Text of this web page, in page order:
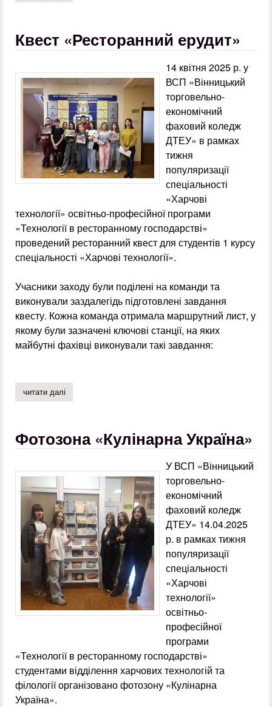
Квест «Ресторанний ерудит»
14 квітня 2025 р. у
ВСП «Вінницький
торговельно-
економічний
фаховий коледж
ДТЕУ» в рамках
тижня
популяризації
спеціальності
«Харчові
технології» освітньо-професійної програми
«Технології в ресторанному господарстві»
проведений ресторанний квест для студентів 1 курсу
спеціальності «Харчові технології».
Учасники заходу були поділені на команди та
виконували заздалегідь підготовлені завдання
квесту. Кожна команда отримала маршрутний лист, у
якому були зазначені ключові станції, на яких
майбутні фахівці виконували такі завдання:
читати далі
Фотозона «Кулінарна Україна»
У ВСП «Вінницький
торговельно-
економічний
фаховий коледж
ДТЕУ» 14.04.2025
р. в рамках тижня
популяризації
спеціальності
«Харчові
технології»
освітньо-
професійної
програми
«Технології в ресторанному господарстві»
студентами відділення харчових технологій та
філології організовано фотозону «Кулінарна
Україна».